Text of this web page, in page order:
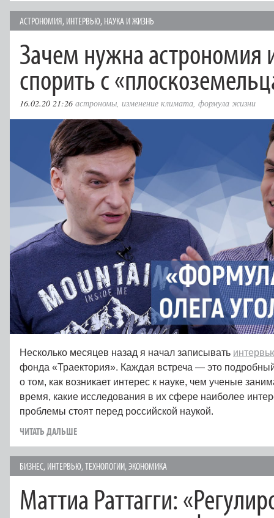
АСТРОНОМИЯ, ИНТЕРВЬЮ, НАУКА И ЖИЗНЬ
Зачем нужна астрономия
спорить с
16.02.20 21:26 астрономы, изменение климата, формула жизни
Несколько месяцев назад я начал записывать
фонда «Траектория». Каждая встреча — это
о том, как возникает интерес к науке, чем ученые
время, какие исследования в их сфере наиболее
проблемы стоят перед российской наукой.
ЧИТАТЬ ДАЛЬШЕ
БИЗНЕС, ИНТЕРВЬЮ,ТЕХНОЛОГИИ,ЭКОНОМИКА
Маттиа Раттагги: